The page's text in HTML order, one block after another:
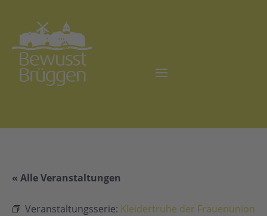
« Alle Veranstaltungen
Veranstaltungsserie: Kleidertruhe der Frauenunion